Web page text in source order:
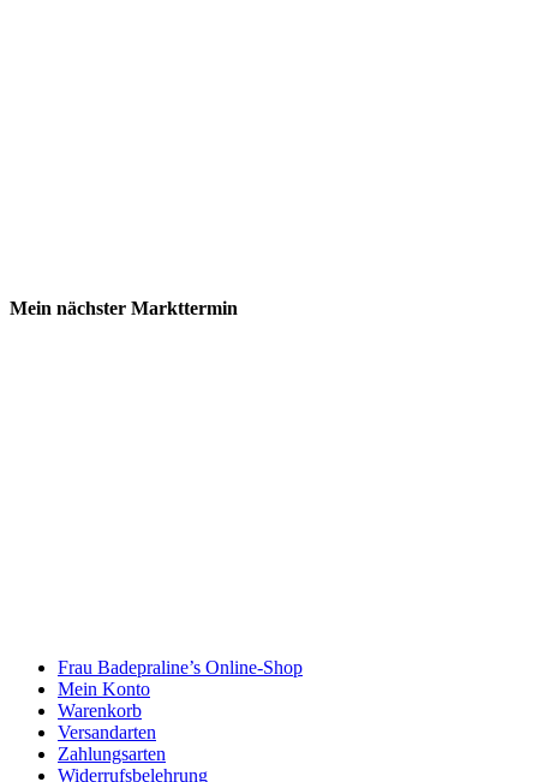
Mein nächster Markttermin
Frau Badepraline’s Online-Shop
Mein Konto
Warenkorb
Versandarten
Zahlungsarten
Widerrufsbelehrung